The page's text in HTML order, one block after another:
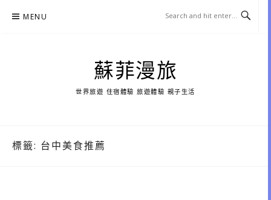
MENU
蘇菲漫旅
世界旅遊 住宿體驗 旅遊體驗 親子生活
標籤: 台中美食推薦